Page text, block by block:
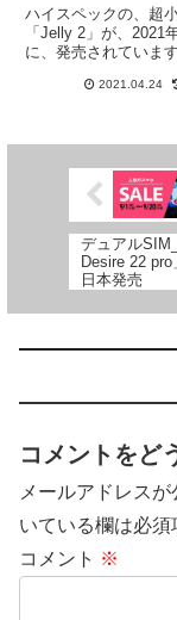
ハイスペックの、超
「Jelly 2」が、2021
に、発売されていま
「Jelly 2」のスペッ
6GB、ストレージ
ルレンジ並みのスペ
特徴です。
2021.04.24
デュアル
Desire 22 pro
日本発売
コメントをど
メールアドレスが
いている欄は必須
コメント ※